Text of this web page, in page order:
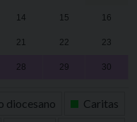
14 15 16
21 22 23
28 29 30
diocesano
Caritas